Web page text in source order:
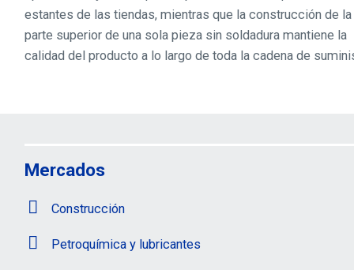
estantes de las tiendas, mientras que la construcción de la
parte superior de una sola pieza sin soldadura mantiene la
calidad del producto a lo largo de toda la cadena de
Mercados
Construcción
Petroquímica y lubricantes